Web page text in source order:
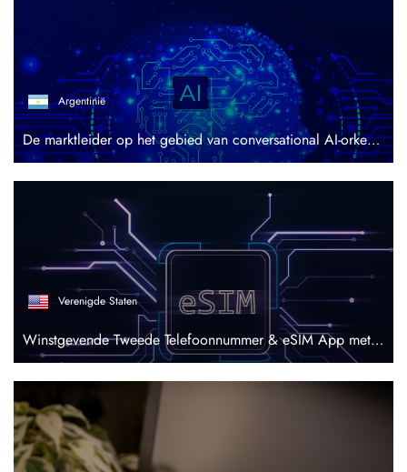
Argentinië
De marktleider op het gebied van conversational AI-orkestratie in Latijns-Amerika
Verenigde Staten
Winstgevende Tweede Telefoonnummer & eSIM App met $3,58M TTM Inkomsten